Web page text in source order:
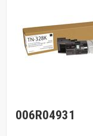
006R04931